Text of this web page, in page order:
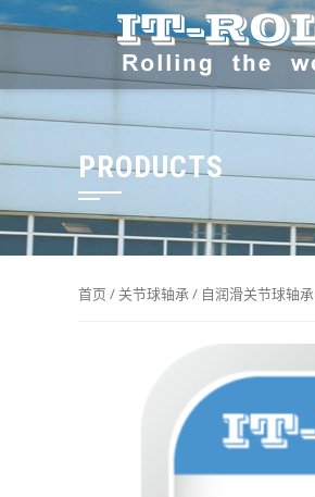
PRODUCTS
首页 / 关节球轴承/ 自润滑关节球轴承